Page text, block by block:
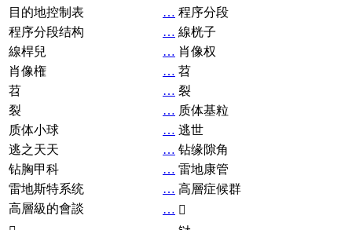
目的地控制表
… 程序分段
程序分段结构
… 線桄子
線桿兒
… 肖像权
肖像権
… 苕
苕
… 裂
裂
… 质体基粒
质体小球
… 逃世
逃之天天
… 钻缘隙角
钻胸甲科
… 雷地康管
雷地斯特系统
… 高層症候群
高層級的會談
… 𧘞